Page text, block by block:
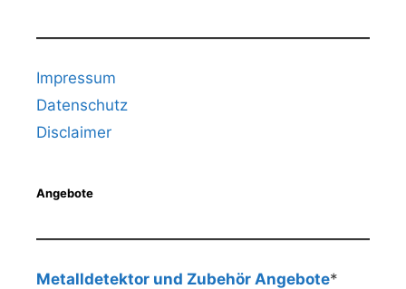
Impressum
Datenschutz
Disclaimer
Angebote
Metalldetektor und Zubehör Angebote*